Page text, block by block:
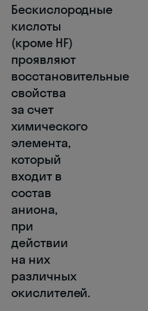
Бескислородные
кислоты
(кроме HF)
проявляют
восстановительные
свойства
за счет
химического
элемента,
который
входит в
состав
аниона,
при
действии
на них
различных
окислителей.